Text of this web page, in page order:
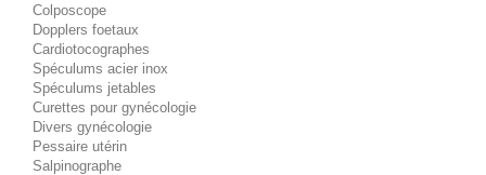
Colposcope
Dopplers foetaux
Cardiotocographes
Spéculums acier inox
Spéculums jetables
Curettes pour gynécologie
Divers gynécologie
Pessaire utérin
Salpinographe